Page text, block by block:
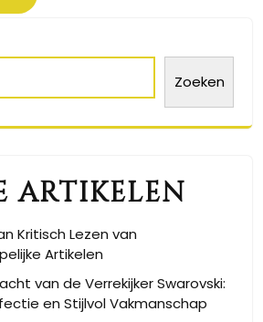
Zoeken
artikelen
Kritisch Lezen van
Artikelen
van de Verrekijker Swarovski:
en Stijlvol Vakmanschap